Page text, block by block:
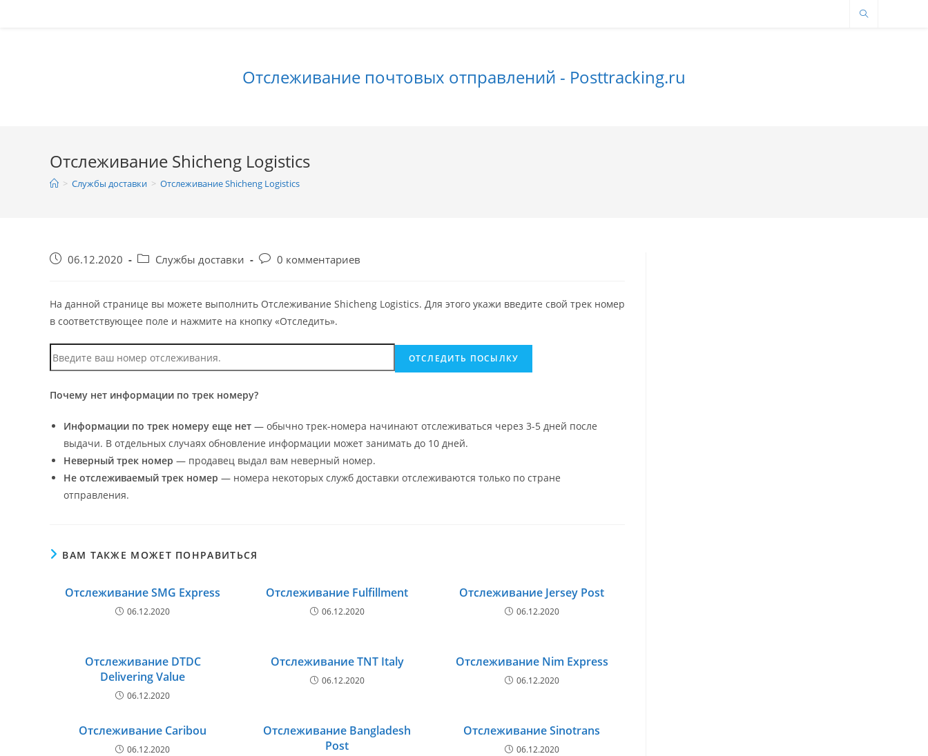
Отслеживание почтовых отправлений - Posttracking.ru
Отслеживание Shicheng Logistics
> Службы доставки > Отслеживание Shicheng Logistics
Запись06.12.2020
РубрикаСлужбы доставки
Комментарии
0 комментариев
На данной странице вы можете выполнить Отслеживание Shicheng Logistics. Для этого укажи введите свой трек номер
в соответствующее поле и нажмите на кнопку «Отследить».
Почему нет информации по трек номеру?
Информации по трек номеру еще нет — обычно трек-номера начинают отслеживаться через 3-5 дней после
выдачи. В отдельных случаях обновление информации может занимать до 10 дней.
Неверный трек номер — продавец выдал вам неверный номер.
Не отслеживаемый трек номер — номера некоторых служб доставки отслеживаются только по стране
отправления.
ВАМ ТАКЖЕ МОЖЕТ ПОНРАВИТЬСЯ
Отслеживание SMG Express
06.12.2020
Отслеживание Fulfillment
06.12.2020
Отслеживание Jersey Post
06.12.2020
Отслеживание DTDC
Delivering Value
06.12.2020
Отслеживание TNT Italy
06.12.2020
Отслеживание Nim Express
06.12.2020
Отслеживание Caribou
06.12.2020
Отслеживание Bangladesh
Post
Отслеживание Sinotrans
06.12.2020